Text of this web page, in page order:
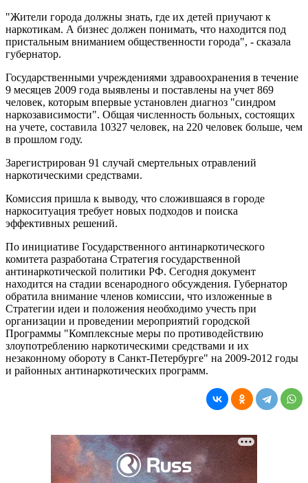
"Жители города должны знать, где их детей приучают к
наркотикам. А бизнес должен понимать, что находится под
пристальным вниманием общественности города", - сказала
губернатор.
Государственными учреждениями здравоохранения в течение
9 месяцев 2009 года выявлены и поставлены на учет 869
человек, которым впервые установлен диагноз "синдром
наркозависимости". Общая численность больных, состоящих
на учете, составила 10327 человек, на 220 человек больше, чем
в прошлом году.
Зарегистрирован 91 случай смертельных отравлений
наркотическими средствами.
Комиссия пришла к выводу, что сложившаяся в городе
наркоситуация требует новых подходов и поиска
эффективных решений.
По инициативе Государственного антинаркотического
комитета разработана Стратегия государственной
антинаркотической политики РФ. Сегодня документ
находится на стадии всенародного обсуждения. Губернатор
обратила внимание членов комиссии, что изложенные в
Стратегии идеи и положения необходимо учесть при
организации и проведении мероприятий городской
Программы "Комплексные меры по противодействию
злоупотреблению наркотическими средствами и их
незаконному обороту в Санкт-Петербурге" на 2009-2012 годы
и районных антинаркотических программ.